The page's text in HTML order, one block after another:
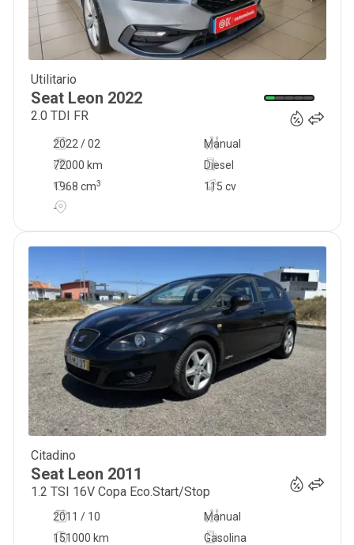
Utilitario
Seat Leon 2022
2.0 TDI FR
2022 / 02
Manual
72000 km
115 cv
Diesel
1968 cm3
-
Citadino
Seat Leon 2011
1.2 TSI 16V Copa Eco.Start/Stop
2011 / 10
Manual
151000 km
Gasolina